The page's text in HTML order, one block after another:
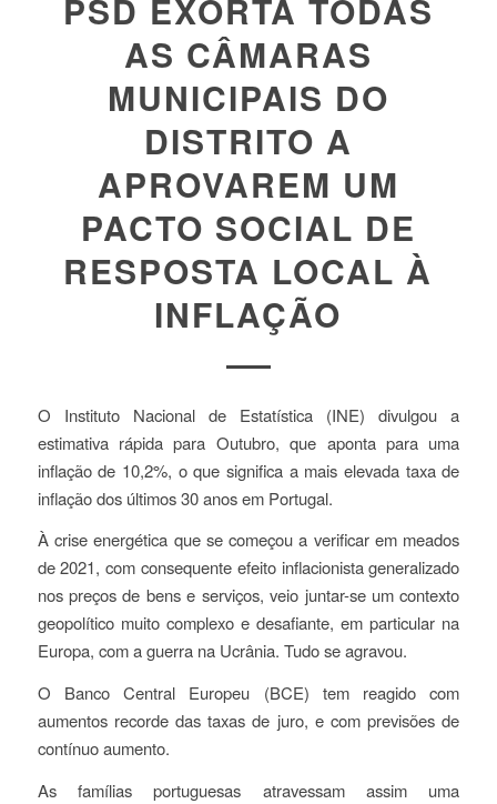
PSD EXORTA TODAS
AS CÂMARAS
MUNICIPAIS DO
DISTRITO A
APROVAREM UM
PACTO SOCIAL DE
RESPOSTA LOCAL À
INFLAÇÃO
O Instituto Nacional de Estatística (INE) divulgou a
estimativa rápida para Outubro, que aponta para uma
inflação de 10,2%, o que significa a mais elevada taxa de
inflação dos últimos 30 anos em Portugal.
À crise energética que se começou a verificar em meados
de 2021, com consequente efeito inflacionista generalizado
nos preços de bens e serviços, veio juntar-se um contexto
geopolítico muito complexo e desafiante, em particular na
Europa, com a guerra na Ucrânia. Tudo se agravou.
O Banco Central Europeu (BCE) tem reagido com
aumentos recorde das taxas de juro, e com previsões de
contínuo aumento.
As famílias portuguesas atravessam assim uma